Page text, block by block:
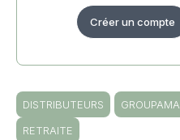
Créer un compte
DISTRIBUTEURS GROUPAMA
RETRAITE